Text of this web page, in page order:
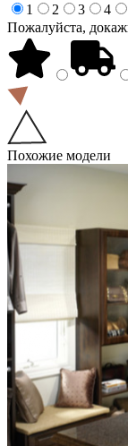
1
2 3 4
Пожалуйста,
Похожие модели